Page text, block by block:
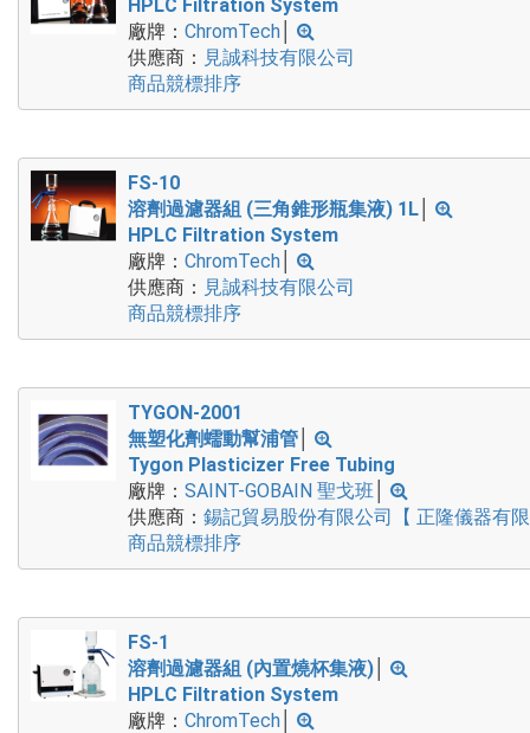
HPLC Filtration System
廠牌： ChromTech
供應商： 見誠科技有限公司
商品競標排序
FS-10
溶劑過濾器組 (三角錐形瓶集液) 1L
HPLC Filtration System
廠牌： ChromTech
供應商： 見誠科技有限公司
商品競標排序
TYGON-2001
無塑化劑蠕動幫浦管
Tygon Plasticizer Free Tubing
廠牌： SAINT-GOBAIN 聖戈班
供應商： 錫記貿易股份有限公司【 正隆儀器有
商品競標排序
FS-1
溶劑過濾器組 (內置燒杯集液)
HPLC Filtration System
廠牌： ChromTech